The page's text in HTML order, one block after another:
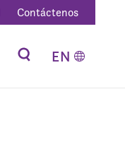
Contáctenos
EN